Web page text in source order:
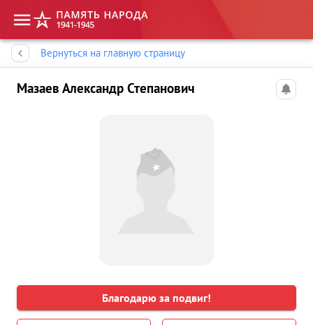
Вернуться на главную страницу
Мазаев Александр Степанович
Благодарю за подвиг!
Память народа